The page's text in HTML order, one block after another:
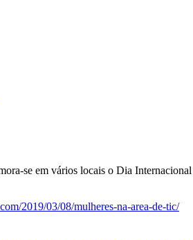
se em vários locais o Dia
2019/03/08/mulheres-na-area-de-tic/